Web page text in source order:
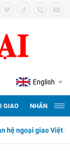
English
GIAO NHÂN
Nam - Chile